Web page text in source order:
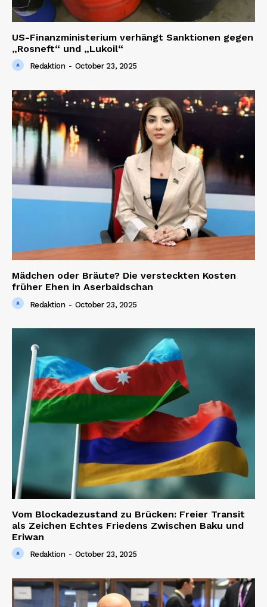
US-Finanzministerium verhängt Sanktionen gegen
„Rosneft“ und „Lukoil“
Redaktion - October 23, 2025
Mädchen oder Bräute? Die versteckten Kosten
früher Ehen in Aserbaidschan
Redaktion - October 23, 2025
Vom Blockadezustand zu Brücken: Freier Transit
als Zeichen Echtes Friedens Zwischen Baku und
Eriwan
Redaktion - October 23, 2025